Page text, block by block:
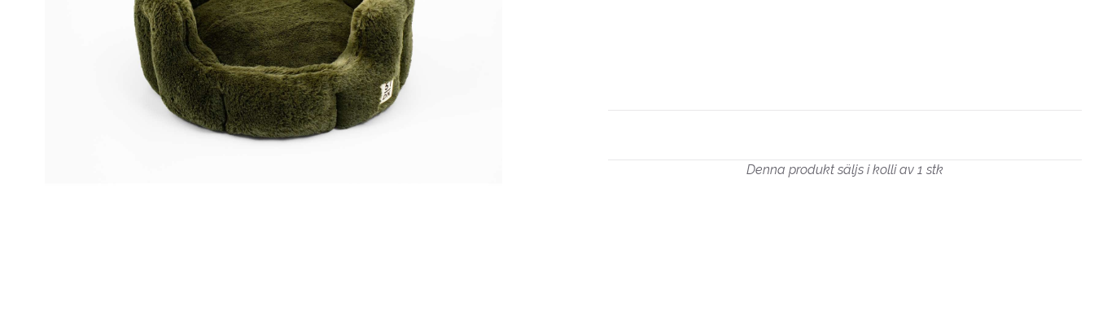
Denna produkt säljs i kolli av 1 stk